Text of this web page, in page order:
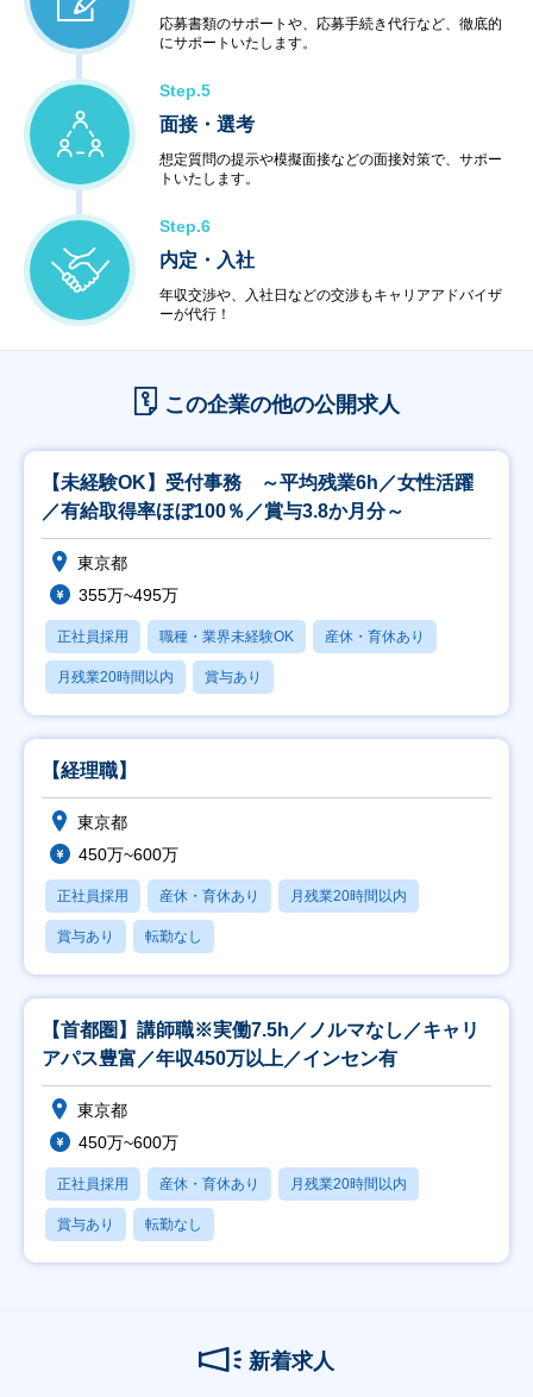
応募書類のサポートや、応募手続き代行など、徹底的
にサポートいたします。
Step.5
面接・選考
想定質問の提示や模擬面接などの面接対策で、サポー
トいたします。
Step.6
内定・入社
年収交渉や、入社日などの交渉もキャリアアドバイザ
ーが代行！
この企業の他の公開求人
【未経験OK】受付事務 ～平均残業6h／女性活躍
／有給取得率ほぼ100％／賞与3.8か月分～
東京都
355万~495万
正社員採用 職種・業界未経験OK 産休・育休あり
月残業20時間以内 賞与あり
【経理職】
東京都
450万~600万
正社員採用 産休・育休あり 月残業20時間以内
賞与あり 転勤なし
【首都圏】講師職※実働7.5h／ノルマなし／キャリ
アパス豊富／年収450万以上／インセン有
東京都
450万~600万
正社員採用 産休・育休あり 月残業20時間以内
賞与あり 転勤なし
新着求人